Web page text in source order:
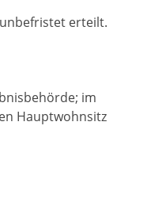
erteilt.
im
Hauptwohnsitz